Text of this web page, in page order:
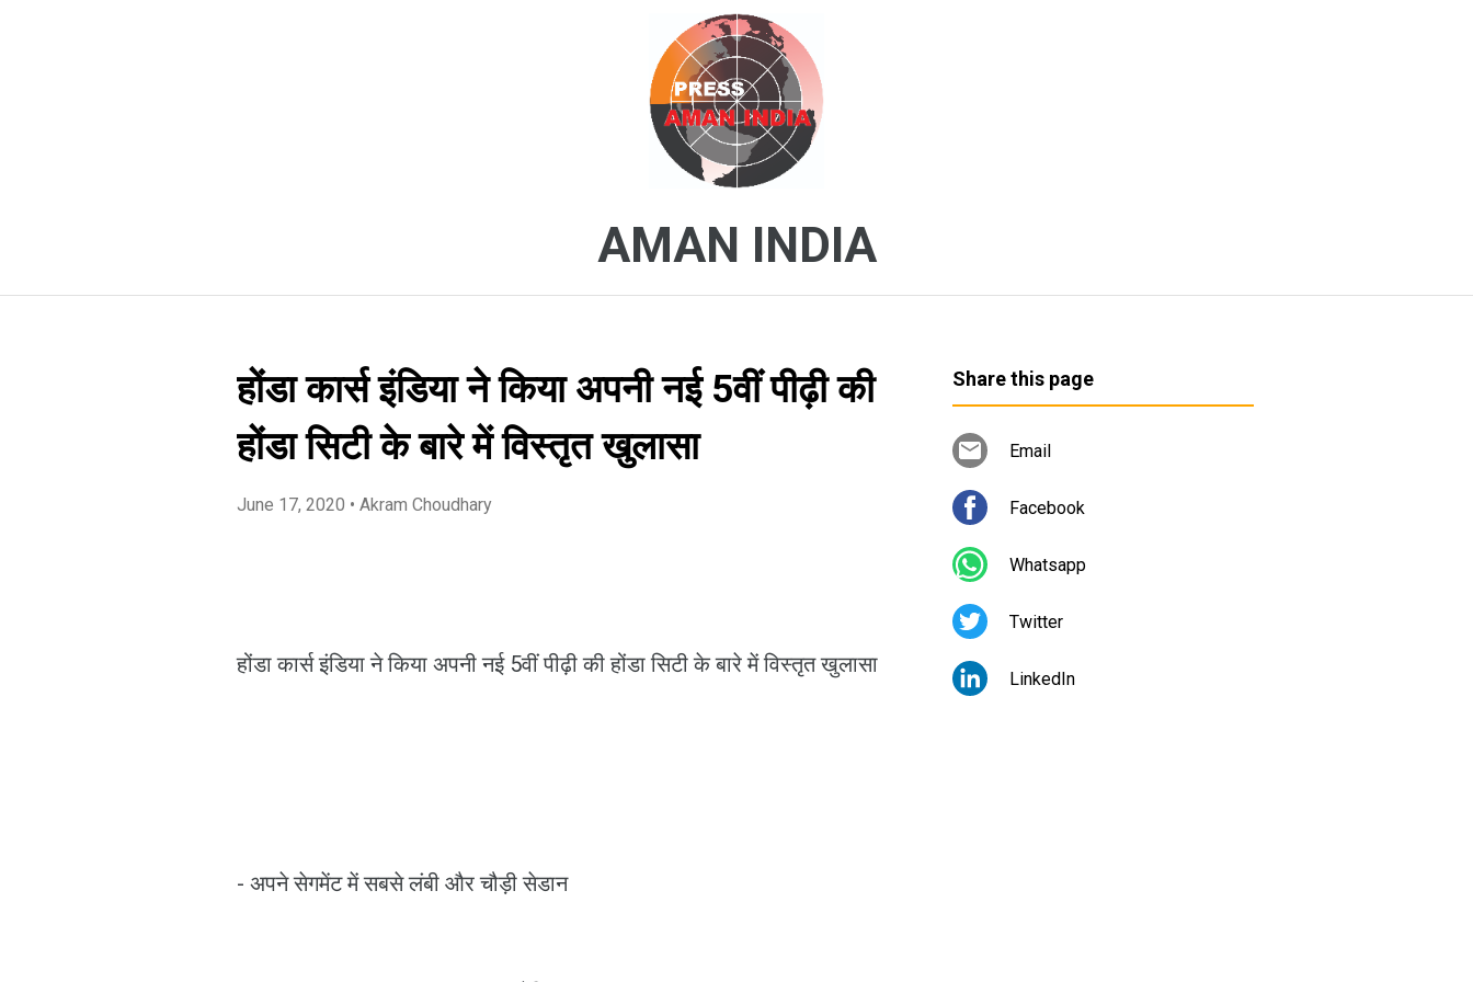
AMAN INDIA
होंडा कार्स इंडिया ने किया अपनी नई 5वीं पीढ़ी की
होंडा सिटी के बारे में विस्‍तृत खुलासा
June 17, 2020 • Akram Choudhary
होंडा कार्स इंडिया ने किया अपनी नई 5वीं पीढ़ी की होंडा सिटी के बारे में विस्‍तृत खुलासा
- अपने सेगमेंट में सबसे लंबी और चौड़ी सेडान
Share this page
Email
Facebook
Whatsapp
Twitter
LinkedIn